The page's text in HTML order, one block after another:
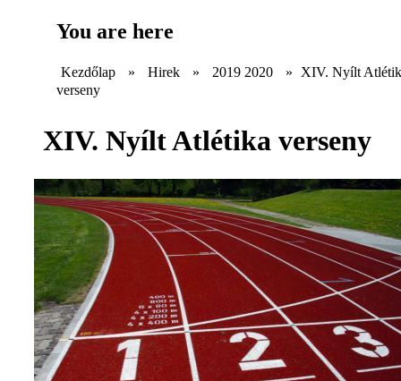
You are here
Kezdőlap » Hirek » 2019 2020 »
XIV. Nyílt
verseny
XIV. Nyílt Atlétika verseny